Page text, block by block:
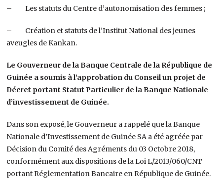
– Les statuts du Centre d’autonomisation des femmes ;
– Création et statuts de l’Institut National des jeunes
aveugles de Kankan.
Le Gouverneur de la Banque Centrale de la République de
Guinée a soumis à l’approbation du Conseil un projet de
Décret portant Statut Particulier de la Banque Nationale
d’investissement de Guinée.
Dans son exposé, le Gouverneur a rappelé que la Banque
Nationale d’Investissement de Guinée SA a été agréée par
Décision du Comité des Agréments du 03 Octobre 2018,
conformément aux dispositions de la Loi L/2013/060/CNT
portant Réglementation Bancaire en République de Guinée.